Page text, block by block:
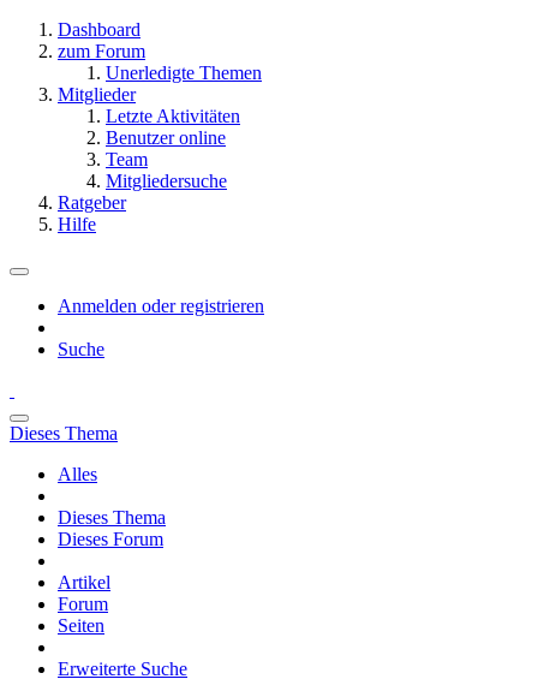
Dashboard
zum Forum
Unerledigte Themen
Mitglieder
Letzte Aktivitäten
Benutzer online
Team
Mitgliedersuche
Ratgeber
Hilfe
Anmelden oder registrieren
Suche
Dieses Thema
Alles
Dieses Thema
Dieses Forum
Artikel
Forum
Seiten
Erweiterte Suche